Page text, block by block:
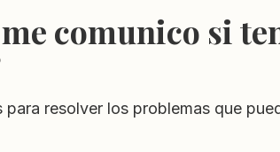
comunico si
para resolver los problemas que